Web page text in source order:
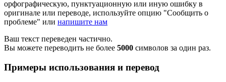
орфографическую, пунктуационную или иную ошибку в
оригинале или переводе, используйте опцию "Сообщить о
проблеме" или напишите нам
Ваш текст переведен частично.
Вы можете переводить не более 5000 символов за один раз.
Примеры использования и перевод